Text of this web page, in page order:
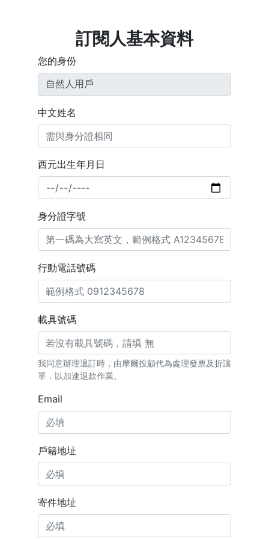
訂閱人基本資料
您的身份
中文姓名
西元出生年月日
身分證字號
行動電話號碼
載具號碼
我同意辦理退訂時，由摩爾投顧代為處理發票及折讓
單，以加速退款作業。
Email
戶籍地址
寄件地址